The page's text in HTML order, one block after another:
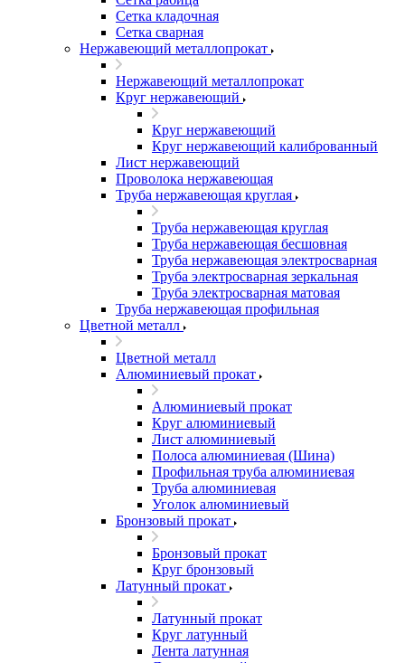
Сетка кладочная
Сетка сварная
Нержавеющий металлопрокат
Нержавеющий металлопрокат
Круг нержавеющий
Круг нержавеющий
Круг нержавеющий калиброванный
Лист нержавеющий
Проволока нержавеющая
Труба нержавеющая круглая
Труба нержавеющая круглая
Труба нержавеющая бесшовная
Труба нержавеющая электросварная
Труба электросварная зеркальная
Труба электросварная матовая
Труба нержавеющая профильная
Цветной металл
Цветной металл
Алюминиевый прокат
Алюминиевый прокат
Круг алюминиевый
Лист алюминиевый
Полоса алюминиевая (Шина)
Профильная труба алюминиевая
Труба алюминиевая
Уголок алюминиевый
Бронзовый прокат
Бронзовый прокат
Круг бронзовый
Латунный прокат
Латунный прокат
Круг латунный
Лента латунная